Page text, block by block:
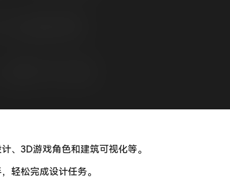
、3D游戏角色和建筑可视化等。
轻松完成设计任务。